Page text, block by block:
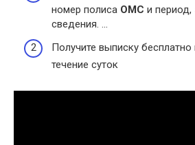
номер полиса ОМС и
сведения. …
Получите выписку
течение суток